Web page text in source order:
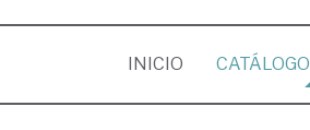
INICIO (CURRENT)
CATÁLOGO